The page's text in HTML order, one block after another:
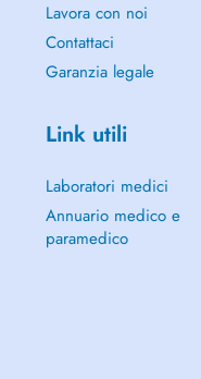
Lavora con noi
Contattaci
Garanzia legale
Link utili
Laboratori medici
Annuario medico e
paramedico